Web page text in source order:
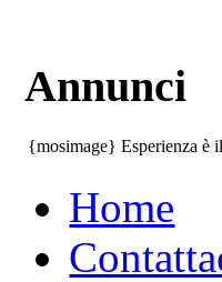
Annunci
{mosimage} Esperienza è
Home